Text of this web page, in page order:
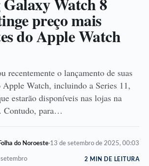
preço mais
do Apple Watch
recentemente o lançamento de suas
Apple Watch, incluindo a Series 11,
estarão disponíveis nas lojas na
Contudo, para…
do Noroeste·13 de setembro de 2025, 00:03
2 MIN DE LEITURA